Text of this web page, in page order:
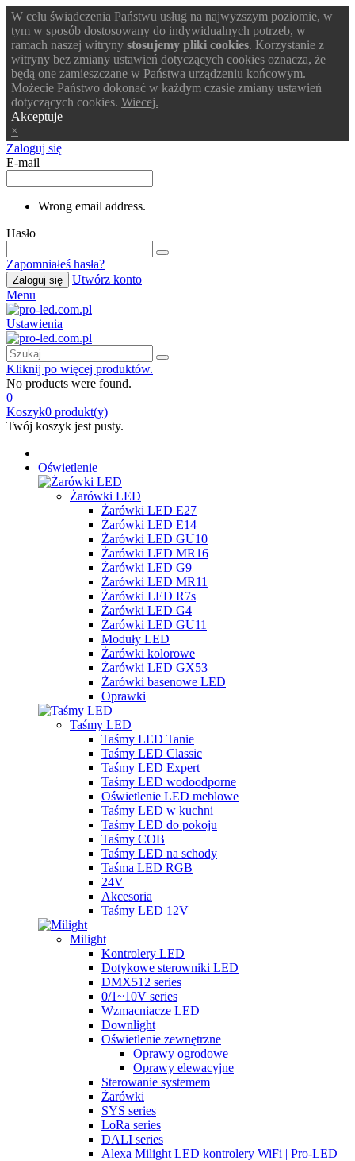
W celu świadczenia Państwu usług na najwyższym poziomie, w
tym w sposób dostosowany do indywidualnych potrzeb, w
ramach naszej witryny stosujemy pliki cookies. Korzystanie z
witryny bez zmiany ustawień dotyczących cookies oznacza, że
będą one zamieszczane w Państwa urządzeniu końcowym.
Możecie Państwo dokonać w każdym czasie zmiany ustawień
dotyczących cookies. Wiecej.
Akceptuje
×
Zaloguj się
E-mail
Wrong email address.
Hasło
Zapomniałeś hasła?
Zaloguj się
Utwórz konto
Menu
Ustawienia
Kliknij po więcej produktów.
No products were found.
0
Koszyk0 produkt(y)
Twój koszyk jest pusty.
Oświetlenie
Żarówki LED
Żarówki LED E27
Żarówki LED E14
Żarówki LED GU10
Żarówki LED MR16
Żarówki LED G9
Żarówki LED MR11
Żarówki LED R7s
Żarówki LED G4
Żarówki LED GU11
Moduły LED
Żarówki kolorowe
Żarówki LED GX53
Żarówki basenowe LED
Oprawki
Taśmy LED
Taśmy LED Tanie
Taśmy LED Classic
Taśmy LED Expert
Taśmy LED wodoodporne
Oświetlenie LED meblowe
Taśmy LED w kuchni
Taśmy LED do pokoju
Taśmy COB
Taśmy LED na schody
Taśma LED RGB
24V
Akcesoria
Taśmy LED 12V
Milight
Kontrolery LED
Dotykowe sterowniki LED
DMX512 series
0/1~10V series
Wzmacniacze LED
Downlight
Oświetlenie zewnętrzne
Oprawy ogrodowe
Oprawy elewacyjne
Sterowanie systemem
Żarówki
SYS series
LoRa series
DALI series
Alexa Milight LED kontrolery WiFi | Pro-LED